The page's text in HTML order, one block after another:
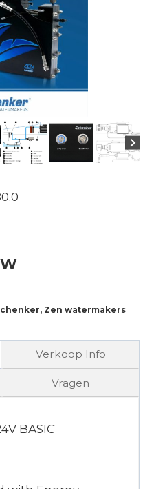
, Zen watermakers
Verkoop Info
Vragen
BASIC